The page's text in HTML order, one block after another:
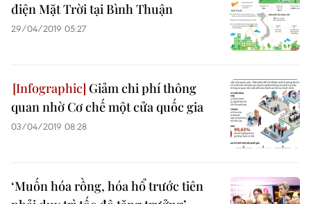
điện Mặt Trời tại Bình Thuận
29/04/2019 05:27
Giảm chi phí thông
quan nhờ Cơ chế một cửa quốc gia
03/04/2019 08:28
‘Muốn hóa rồng, hóa hổ trước tiên